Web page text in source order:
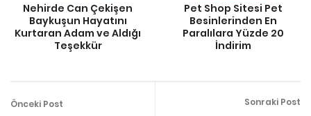
Nehirde Can Çekişen
Baykuşun Hayatını
Kurtaran Adam ve Aldığı
Teşekkür
Pet Shop Sitesi Pet
Besinlerinden En
Paralılara Yüzde 20
İndirim
Önceki Post Sonraki Post